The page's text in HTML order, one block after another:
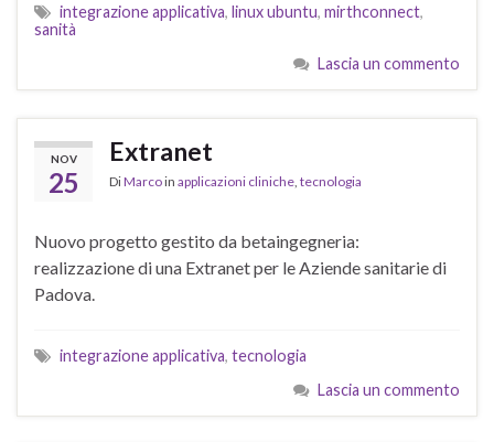
integrazione applicativa, linux ubuntu, mirthconnect,
sanità
Lascia un commento
NOV
25
Extranet
DiMarcoin applicazioni cliniche tecnologia
Nuovo progetto gestito da betaingegneria:
realizzazione di una Extranet per le Aziende sanitarie di
Padova.
integrazione applicativa, tecnologia
Lascia un commento